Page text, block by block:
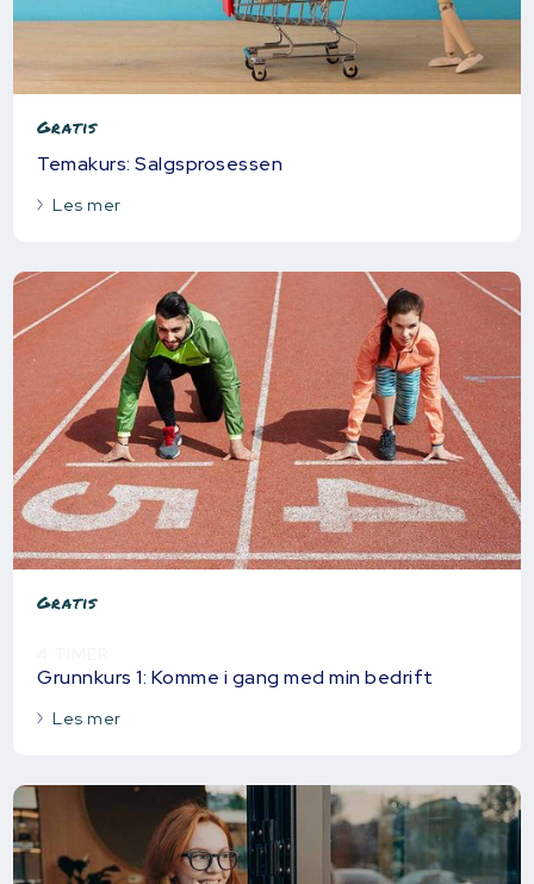
Temakurs: Salgsprosessen
Gratis
Les mer
Grunnkurs 1: Komme i gang med min bedrift
Gratis
Les mer